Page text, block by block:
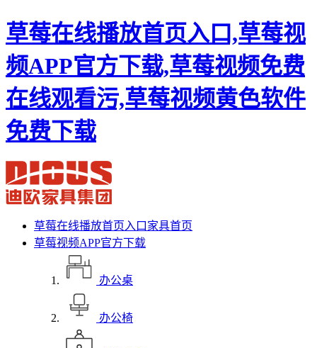
草莓在线播放首页入口,草莓视
频APP官方下载,草莓视频免费
在线观看污,草莓视频黄色软件
免费下载
草莓在线播放首页入口家具首页
草莓视频APP官方下载
办公桌
办公椅